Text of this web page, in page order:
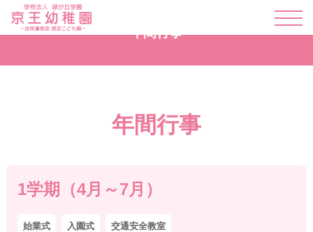
年間行事
年間行事
1学期（4月～7月）
始業式 入園式 交通安全教室